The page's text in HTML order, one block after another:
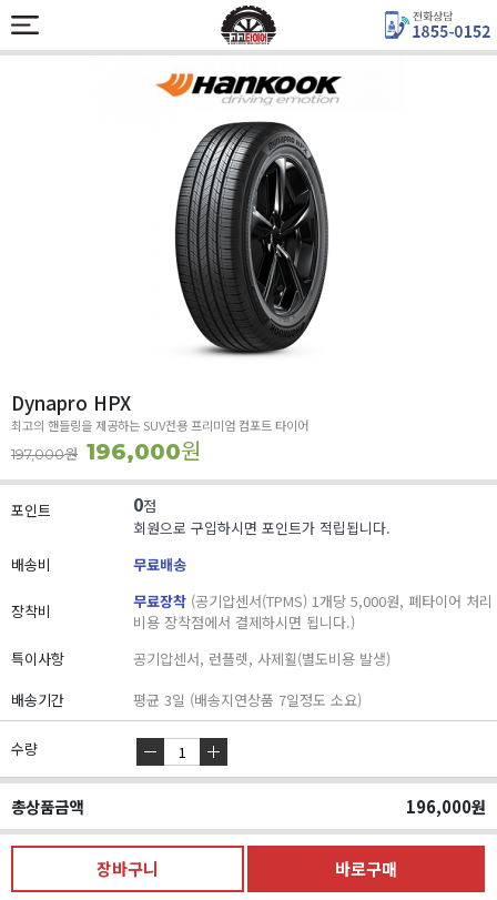
Dynapro HPX
최고의 핸들링을 제공하는 SUV전용 프리미엄 컴포트 타이어
197,000원 196,000원
포인트 0점
회원으로 구입하시면 포인트가 적립됩니다.
배송비
무료배송
장착비 무료장착 (공기압센서(TPMS) 1개당 5,000원, 폐타이어 처리
비용 장착점에서 결제하시면 됩니다.)
특이사항
공기압센서, 런플렛, 사제휠(별도비용 발생)
배송기간
평균 3일 (배송지연상품 7일정도 소요)
수량
총상품금액 196,000원